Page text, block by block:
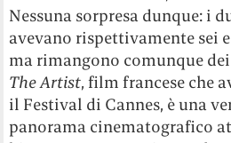
Nessuna sorpresa dunque: i
avevano rispettivamente sei
ma rimangono comunque
The Artist, film francese che
il Festival di Cannes, è una
panorama cinematografico